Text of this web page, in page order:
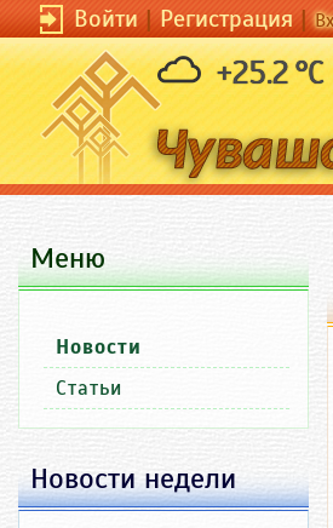
Войти|Регистрация|
+25.2 °C
Меню
Новости
Статьи
Новости недели